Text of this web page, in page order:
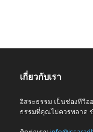
เกี่ยวกับเรา
อิสระธรรม เป็นช่องทีวี
ธรรมที่คุณไม่ควรพลาด